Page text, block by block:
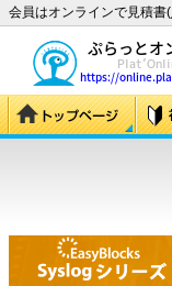
会員はオンラインで見積書(